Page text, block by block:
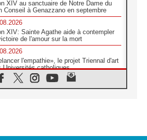
XIV au sanctuaire de Notre Dame du
Conseil à Genazzano en septembre
XIV: Sainte Agathe aide à contempler
de l'amour sur la mort
l'empathie», le projet Triennal d'art
Universités catholiques
2026, donner la parole aux religieuses